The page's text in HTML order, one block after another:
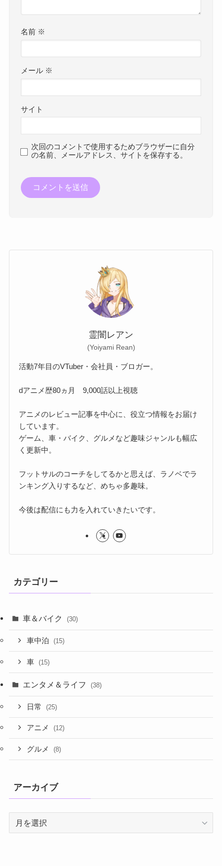
名前 ※
メール ※
サイト
次回のコメントで使用するためブラウザーに自分
の名前、メールアドレス、サイトを保存する。
霊闇レアン
(Yoiyami Rean)
活動7年目のVTuber・会社員・ブロガー。
dアニメ歴80ヵ月 9,000話以上視聴
アニメのレビュー記事を中心に、役立つ情報をお届け
しています。
ゲーム、車・バイク、グルメなど趣味ジャンルも幅広
く更新中。
フットサルのコーチをしてるかと思えば、ラノベでラ
ンキング入りするなど、めちゃ多趣味。
今後は配信にも力を入れていきたいです。
カテゴリー
車＆バイク (30)
車中泊 (15)
車 (15)
エンタメ＆ライフ (38)
日常 (25)
アニメ (12)
グルメ (8)
アーカイブ